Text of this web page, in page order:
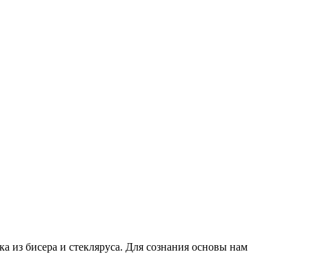
из бисера и стекляруса. Для сознания основы нам